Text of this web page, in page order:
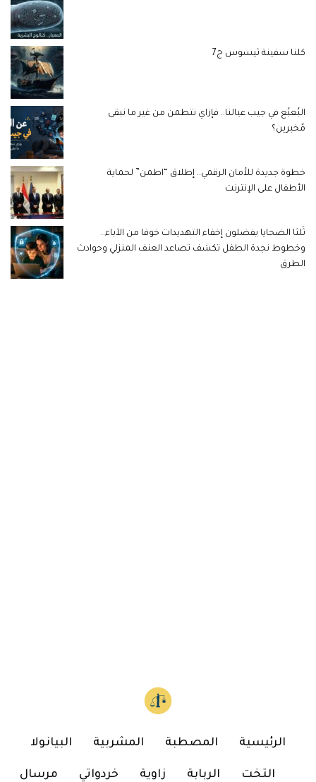
كلنا سفينة ثيسوس ج7
البُعبُع في جيب عيالنا.. فإزاي نتطمن من غير ما نبقى
مُخبرين؟
خطوة جديدة للأمان الرقمي.. إطلاق “اطمن” لحماية
الأطفال على الإنترنت
ثُلثا الضحايا يفضلون إخفاء التهديدات خوفا من الآباء..
وخطوط نجدة الطفل تكشف تصاعد العنف المنزلي وحوادث
الطرق
الرئيسية المصطبة المشربية البيانولا
التخت الربابة زاوية خردواتي مرسال